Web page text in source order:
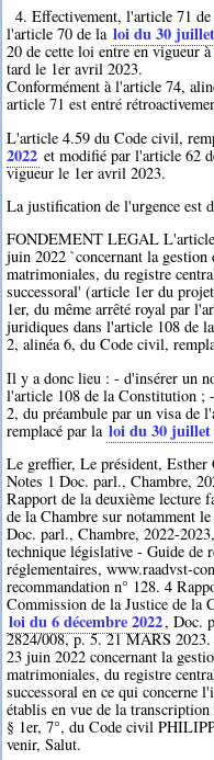
4. Effectivement, l'article 71
l'article 70 de la loi du 30
20 de cette loi entre en vigueur
tard le 1er avril 2023.
Conformément à l'article 74,
article 71 est entré
L'article 4.59 du Code civil,
2022 et modifié par l'article 62
vigueur le 1er avril 2023.
La justification de l'urgence est
FONDEMENT LEGAL
juin 2022 `concernant la gestion
matrimoniales, du registre
successoral' (article 1er du
1er, du même arrêté royal par
juridiques dans l'article 108 de
2, alinéa 6, du Code civil,
Il y a donc lieu : - d'insérer un
l'article 108 de la Constitution ;
2, du préambule par un visa de
remplacé par la loi du 30 juillet
Le greffier, Le président,
Notes 1 Doc. parl., Chambre,
Rapport de la deuxième lecture
de la Chambre sur notamment
Doc. parl., Chambre, 2022-
technique législative - Guide de
réglementaires, www.raadvst-
recommandation n° 128. 4
Commission de la Justice de la
loi du 6 décembre 2022, Doc.
2824/008, p. 5. 21 MARS
23 juin 2022 concernant la
matrimoniales, du registre
successoral en ce qui concerne
établis en vue de la
§ 1er, 7°, du Code civil
venir, Salut.